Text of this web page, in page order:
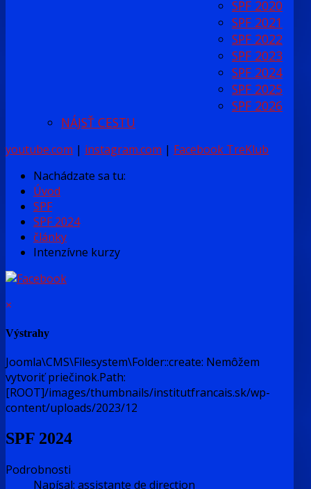
SPF 2020
SPF 2021
SPF 2022
SPF 2023
SPF 2024
SPF 2025
SPF 2026
NÁJSŤ CESTU
youtube.com | instagram.com | Facebook TreKlub
Nachádzate sa tu:
Úvod
SPF
SPF 2024
články
Intenzívne kurzy
×
Výstrahy
Joomla\CMS\Filesystem\Folder::create: Nemôžem
vytvoriť priečinok.Path:
[ROOT]/images/thumbnails/institutfrancais.sk/wp-
content/uploads/2023/12
SPF 2024
Podrobnosti
Napísal: assistante de direction